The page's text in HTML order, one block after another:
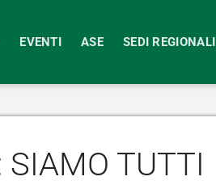
EVENTI ASE SEDI REGIONALI
SIAMO TUTTI